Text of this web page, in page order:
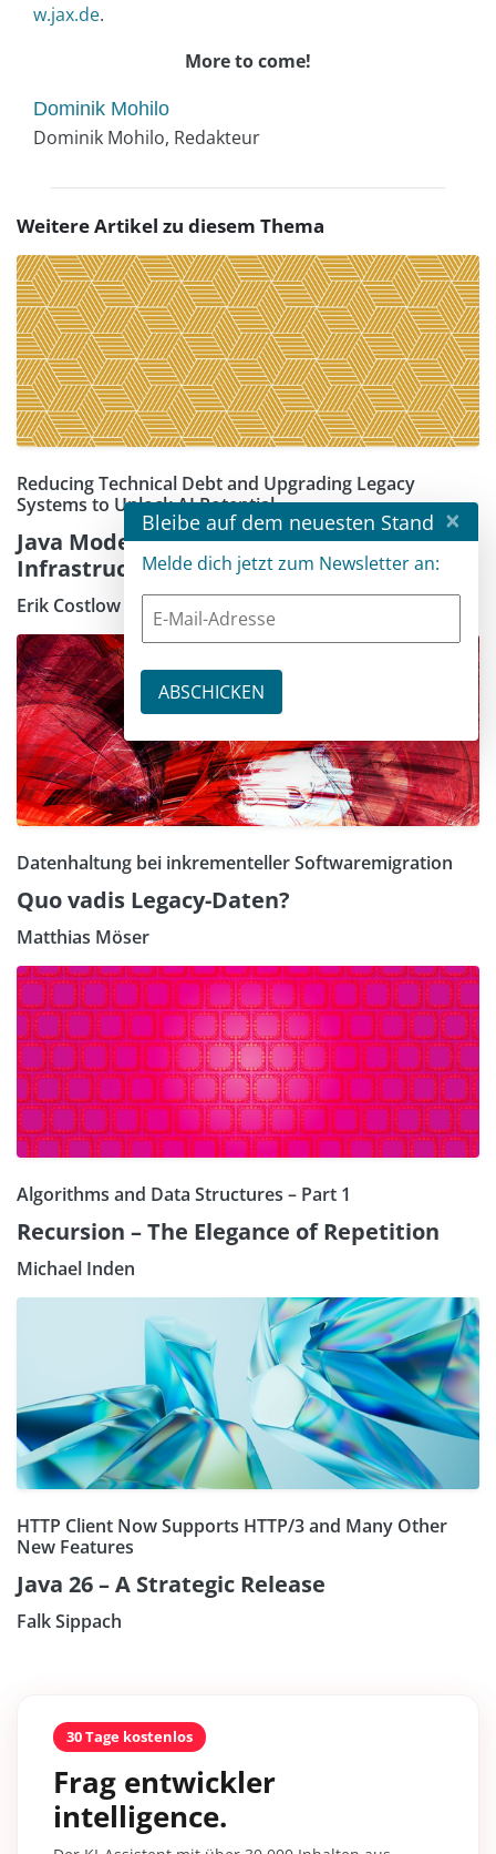
w.jax.de.
More to come!
Dominik Mohilo
Dominik Mohilo, Redakteur
Weitere Artikel zu diesem Thema
Reducing Technical Debt and Upgrading Legacy
Systems to Unlock AI Potential
Java Modernization: The Path to AI-Ready
Infrastructure
Erik Costlow
Datenhaltung bei inkrementeller Softwaremigration
Quo vadis Legacy-Daten?
Matthias Möser
Algorithms and Data Structures – Part 1
Recursion – The Elegance of Repetition
Michael Inden
HTTP Client Now Supports HTTP/3 and Many Other
New Features
Java 26 – A Strategic Release
Falk Sippach
30 Tage kostenlos
Frag entwickler
intelligence.
Bleibe auf dem neuesten Stand ×
Melde dich jetzt zum Newsletter an: